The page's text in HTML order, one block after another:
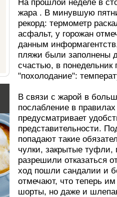
На прошлой неделе в
жара . В минувшую
рекорд: термометр
асфальт, у горожан
данным
пляжи были заполнены
счастью, в
"похолодание":
В связи с жарой в
послабление в
предусматривает
представительности.
попадают такие
чулки, закрытые туфли,
разрешили отказаться
ход пошли сандалии и
отмечают, что теперь
шорты, но даже и